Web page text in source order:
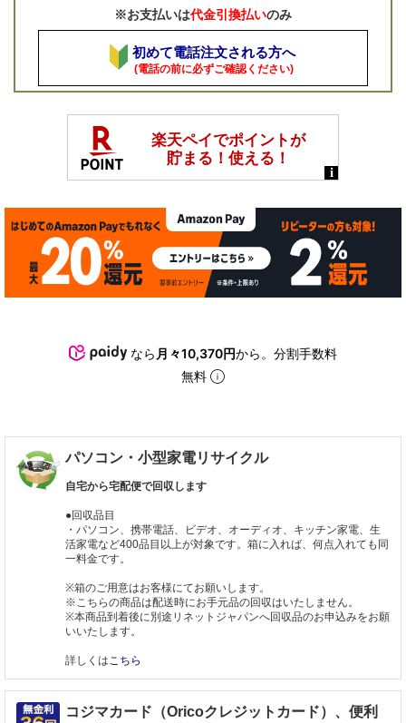
※お支払いは代金引換払いのみ
初めて電話注文される方へ
(電話の前に必ずご確認ください)
なら 月々10,370円から。分割手数料
無料
パソコン・小型家電リサイクル
自宅から宅配便で回収します
●回収品目
・パソコン、携帯電話、ビデオ、オーディオ、キッチン家電、生
活家電など400品目以上が対象です。箱に入れば、何点入れても同
一料金です。
※箱のご用意はお客様にてお願いします。
※こちらの商品は配送時にお手元品の回収はいたしません。
※本商品到着後に別途リネットジャパンへ回収品のお申込みをお願
いいたします。
詳しくはこちら
コジマカード（Oricoクレジットカード）、便利